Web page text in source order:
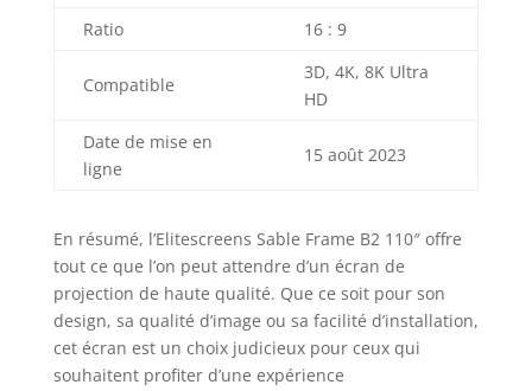
Ratio
16 : 9
Compatible
3D, 4K, 8K Ultra
HD
Date de mise en
ligne
15 août 2023
En résumé, l’Elitescreens Sable Frame B2 110″ offre
tout ce que l’on peut attendre d’un écran de
projection de haute qualité. Que ce soit pour son
design, sa qualité d’image ou sa facilité d’installation,
cet écran est un choix judicieux pour ceux qui
souhaitent profiter d’une expérience